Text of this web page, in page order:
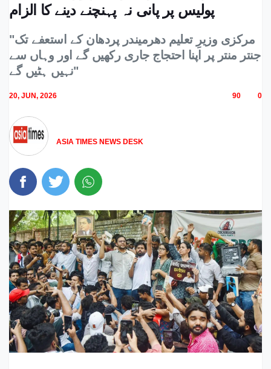
پولیس پر پانی نہ پہنچنے دینے کا الزام
"مرکزی وزیرِ تعلیم دھرمیندر پردھان کے استعفے تک
جنتر منتر پر اپنا احتجاج جاری رکھیں گے اور وہاں سے
نہیں ہٹیں گے"
20, JUN, 2026 90 0
ASIA TIMES NEWS DESK